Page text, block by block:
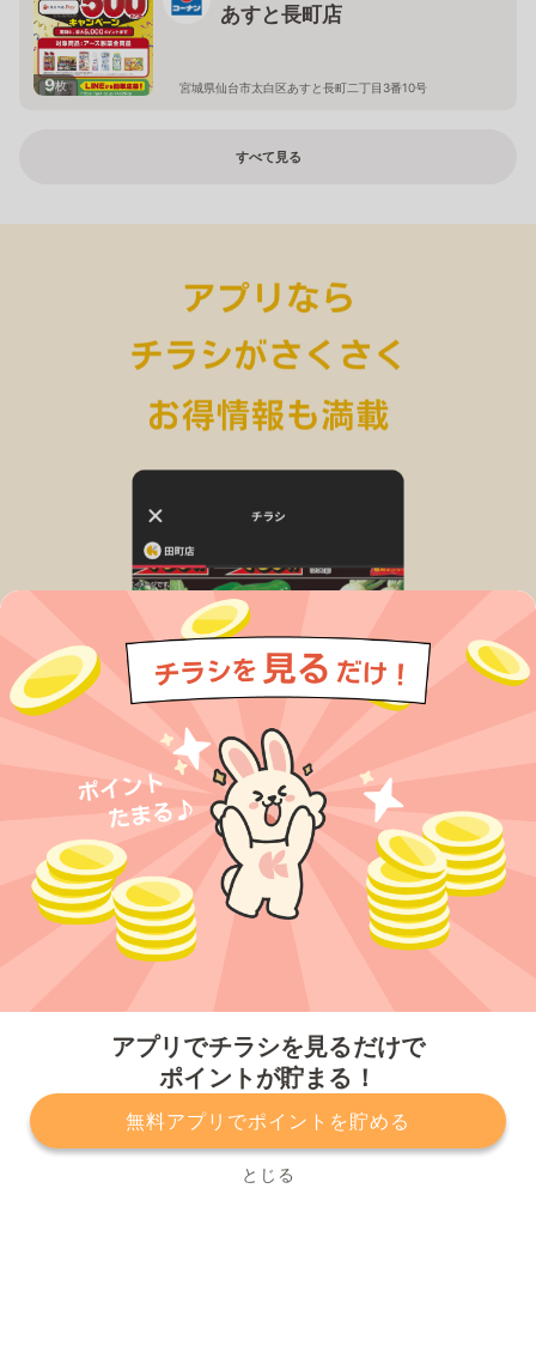
アプリでチラシを見るだけで
ポイントが貯まる！
無料アプリでポイントを貯める
とじる
9枚
あすと長町店
宮城県仙台市太白区あすと長町二丁目3番10号
すべて見る
プライバシーポリシー 利用規約
運営会社
サービスに関してのお問い合わせ